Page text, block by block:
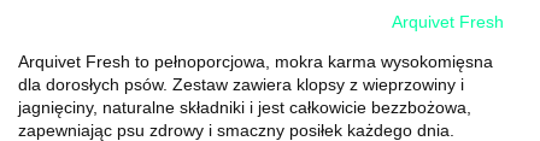
Arquivet Fresh
Arquivet Fresh to pełnoporcjowa, mokra karma wysokomięsna
dla dorosłych psów. Zestaw zawiera klopsy z wieprzowiny i
jagnięciny, naturalne składniki i jest całkowicie bezzbożowa,
zapewniając psu zdrowy i smaczny posiłek każdego dnia.